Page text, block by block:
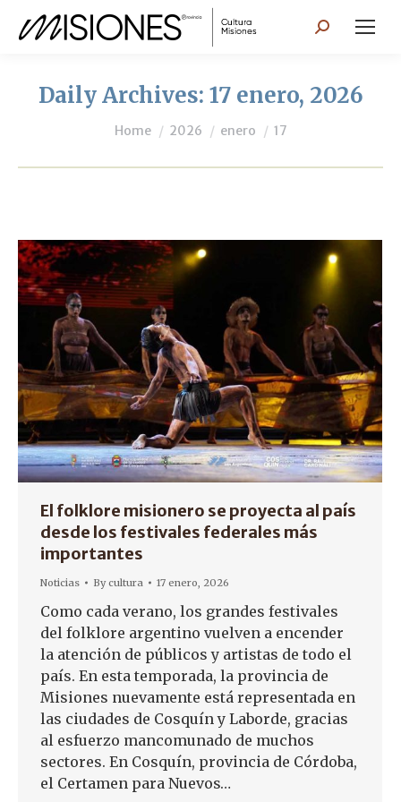
Search:
Daily Archives: 17 enero, 2026
You are here:
Home 2026 enero 17
El folklore misionero se proyecta al país
desde los festivales federales más
importantes
Noticias Bycultura 17 enero, 2026
Como cada verano, los grandes festivales
del folklore argentino vuelven a encender
la atención de públicos y artistas de todo el
país. En esta temporada, la provincia de
Misiones nuevamente está representada en
las ciudades de Cosquín y Laborde, gracias
al esfuerzo mancomunado de muchos
sectores. En Cosquín, provincia de Córdoba,
el Certamen para Nuevos…